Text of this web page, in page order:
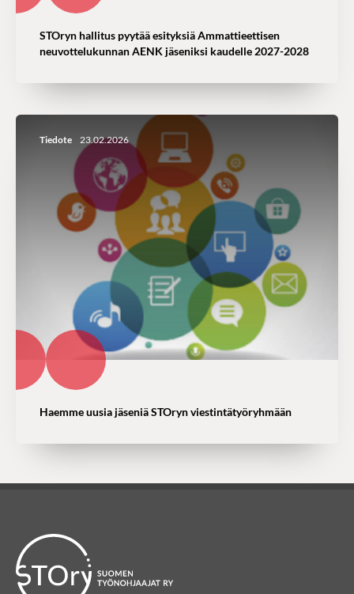
STOryn hallitus pyytää esityksiä Ammattieettisen
neuvottelukunnan AENK jäseniksi kaudelle 2027-2028
Tiedote 23.02.2026
Haemme uusia jäseniä STOryn viestintätyöryhmään